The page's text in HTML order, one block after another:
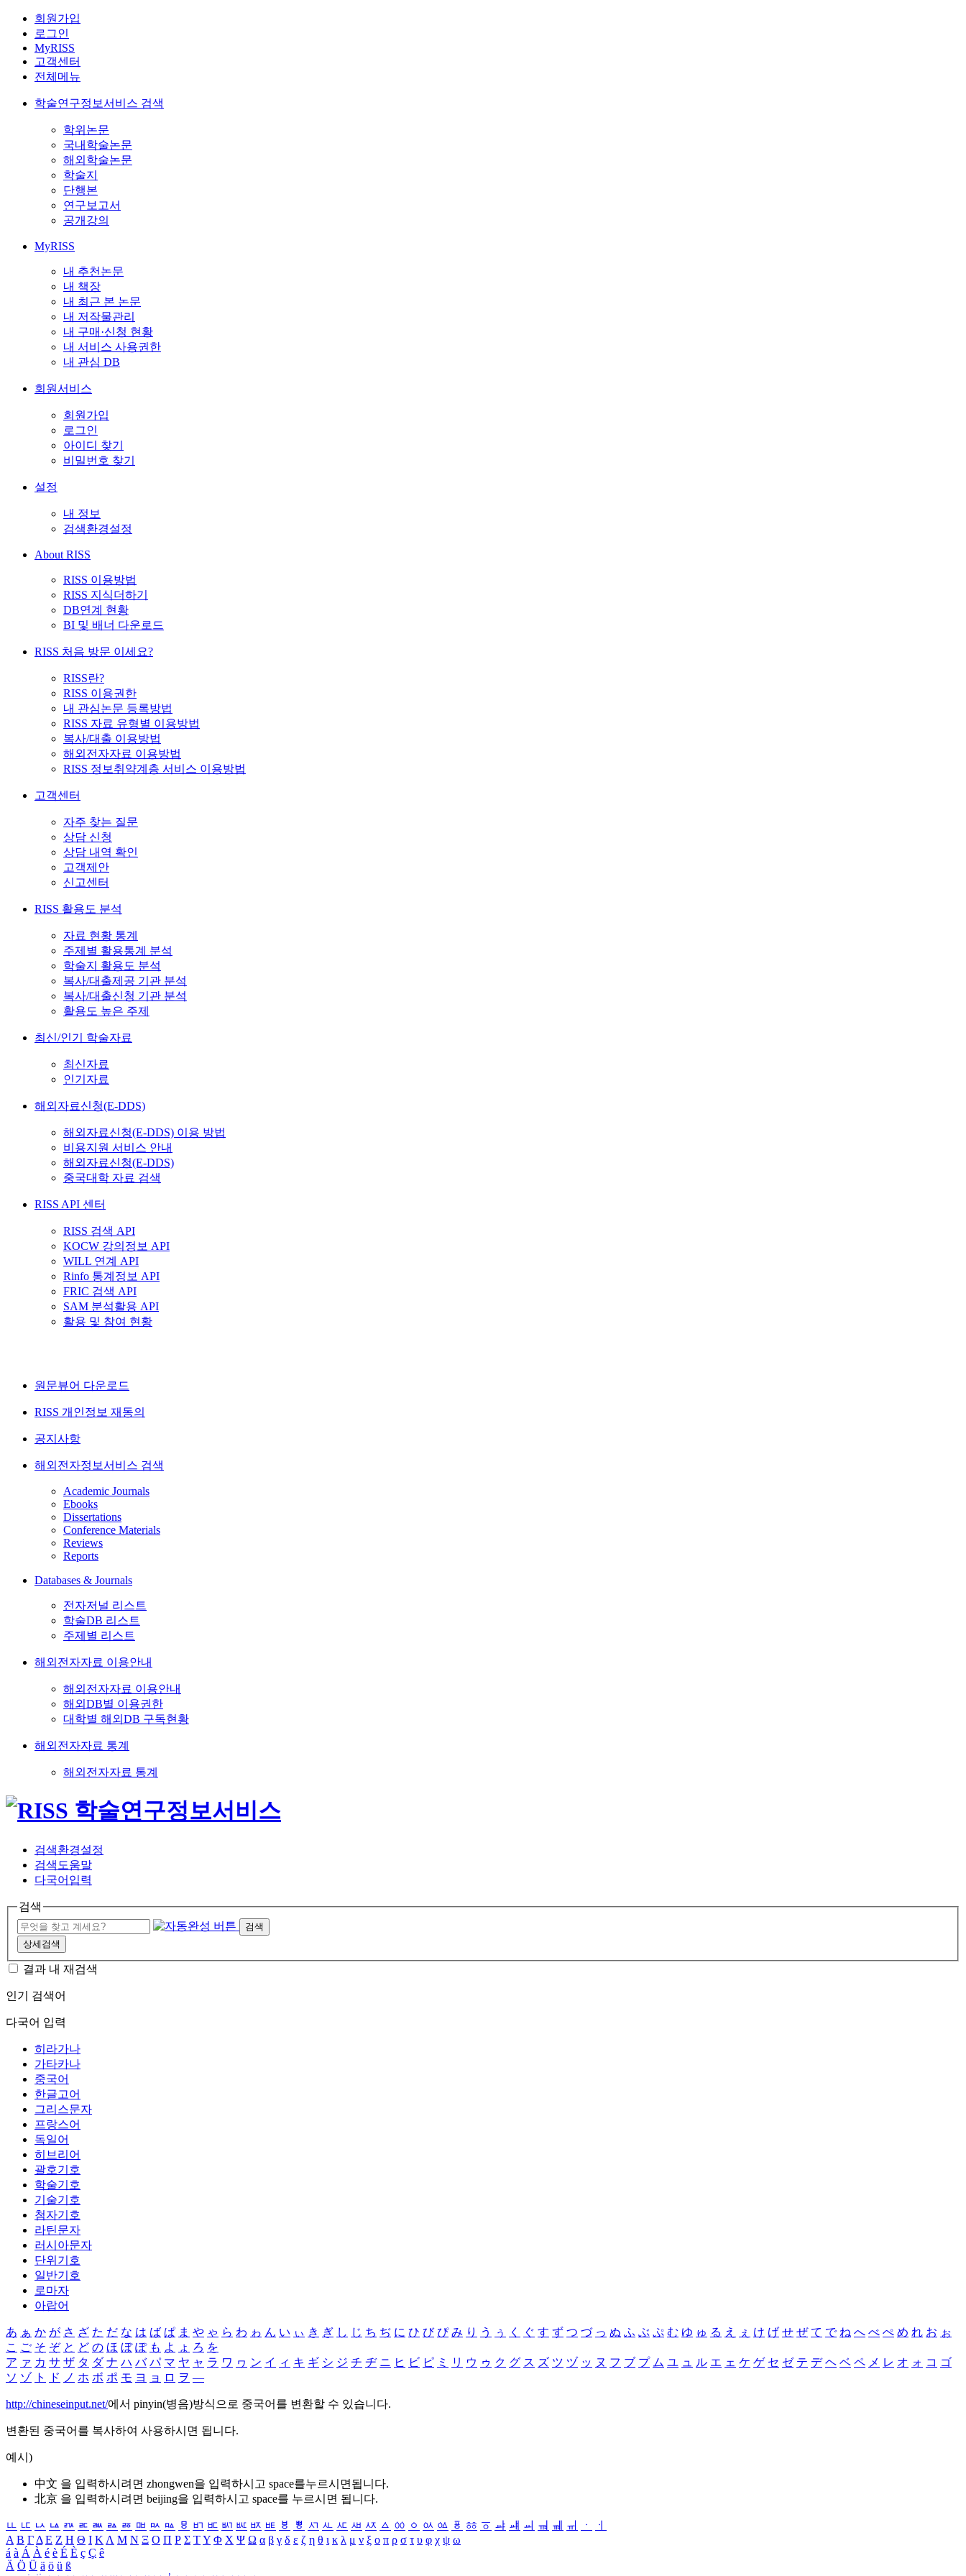
회원가입
로그인
MyRISS
고객센터
전체메뉴
학술연구정보서비스 검색
학위논문
국내학술논문
해외학술논문
학술지
단행본
연구보고서
공개강의
MyRISS
내 추천논문
내 책장
내 최근 본 논문
내 저작물관리
내 구매·신청 현황
내 서비스 사용권한
내 관심 DB
회원서비스
회원가입
로그인
아이디 찾기
비밀번호 찾기
설정
내 정보
검색환경설정
About RISS
RISS 이용방법
RISS 지식더하기
DB연계 현황
BI 및 배너 다운로드
RISS 처음 방문 이세요?
RISS란?
RISS 이용권한
내 관심논문 등록방법
RISS 자료 유형별 이용방법
복사/대출 이용방법
해외전자자료 이용방법
RISS 정보취약계층 서비스 이용방법
고객센터
자주 찾는 질문
상담 신청
상담 내역 확인
고객제안
신고센터
RISS 활용도 분석
자료 현황 통계
주제별 활용통계 분석
학술지 활용도 분석
복사/대출제공 기관 분석
복사/대출신청 기관 분석
활용도 높은 주제
최신/인기 학술자료
최신자료
인기자료
해외자료신청(E-DDS)
해외자료신청(E-DDS) 이용 방법
비용지원 서비스 안내
해외자료신청(E-DDS)
중국대학 자료 검색
RISS API 센터
RISS 검색 API
KOCW 강의정보 API
WILL 연계 API
Rinfo 통계정보 API
FRIC 검색 API
SAM 분석활용 API
활용 및 참여 현황
원문뷰어 다운로드
RISS 개인정보 재동의
공지사항
해외전자정보서비스 검색
Academic Journals
Ebooks
Dissertations
Conference Materials
Reviews
Reports
Databases & Journals
전자저널 리스트
학술DB 리스트
주제별 리스트
해외전자자료 이용안내
해외전자자료 이용안내
해외DB별 이용권한
대학별 해외DB 구독현황
해외전자자료 통계
해외전자자료 통계
검색환경설정
검색도움말
다국어입력
검색
검색
상세검색
결과 내 재검색
인기 검색어
다국어 입력
히라가나
가타카나
중국어
한글고어
그리스문자
프랑스어
독일어
히브리어
괄호기호
학술기호
기술기호
첨자기호
라틴문자
러시아문자
단위기호
일반기호
로마자
아랍어
あ ぁ か が さ ざ た だ な は ば ぱ ま や ゃ ら わ ゎ ん い ぃ き ぎ し じ ち ぢ に ひ び ぴ み り う ぅ く ぐ す ず つ づ っ ぬ ふ ぶ ぷ む ゆ ゅ る え ぇ け げ せ ぜ て で ね へ べ ぺ め れ お ぉ
こ ご そ ぞ と ど の ほ ぼ ぽ も よ ょ ろ を
ア ァ カ サ ザ タ ダ ナ ハ バ パ マ ヤ ャ ラ ワ ヮ ン イ ィ キ ギ シ ジ チ ヂ ニ ヒ ビ ピ ミ リ ウ ゥ ク グ ス ズ ツ ヅ ッ ヌ フ ブ プ ム ユ ュ ル エ ェ ケ ゲ セ ゼ テ デ ヘ ベ ペ メ レ オ ォ コ ゴ
ソ ゾ ト ド ノ ホ ボ ポ モ ヨ ョ ロ ヲ ―
http://chineseinput.net/에서 pinyin(병음)방식으로 중국어를 변환할 수 있습니다.
변환된 중국어를 복사하여 사용하시면 됩니다.
예시)
中文 을 입력하시려면 zhongwen을 입력하시고 space를누르시면됩니다.
北京 을 입력하시려면 beijing을 입력하시고 space를 누르시면 됩니다.
ㅥ ㅦ ㅧ ㅨ ㅩ ㅪ ㅫ ㅬ ㅭ ㅮ ㅯ ㅰ ㅱ ㅲ ㅳ ㅴ ㅵ ㅶ ㅷ ㅸ ㅹ ㅺ ㅻ ㅼ ㅽ ㅾ ㅿ ㆀ ㆁ ㆂ ㆃ ㆄ ㆅ ㆆ ㆇ ㆈ ㆉ ㆊ ㆋ ㆌ ㆍ
ㆎ
Α Β ΓΔ Ε Ζ Η Θ Ι ΚΛ Μ Ν Ξ Ο Π Ρ Σ ΤΥ Φ Χ Ψ Ω α β γ δ ε ζ η θ ι κ λ μ ν ξ ο π ρ σ τ υ φ χ ψ ω
á à Á À é è É È ç Ç ê
Ä Ö Ü ä ö ü ß